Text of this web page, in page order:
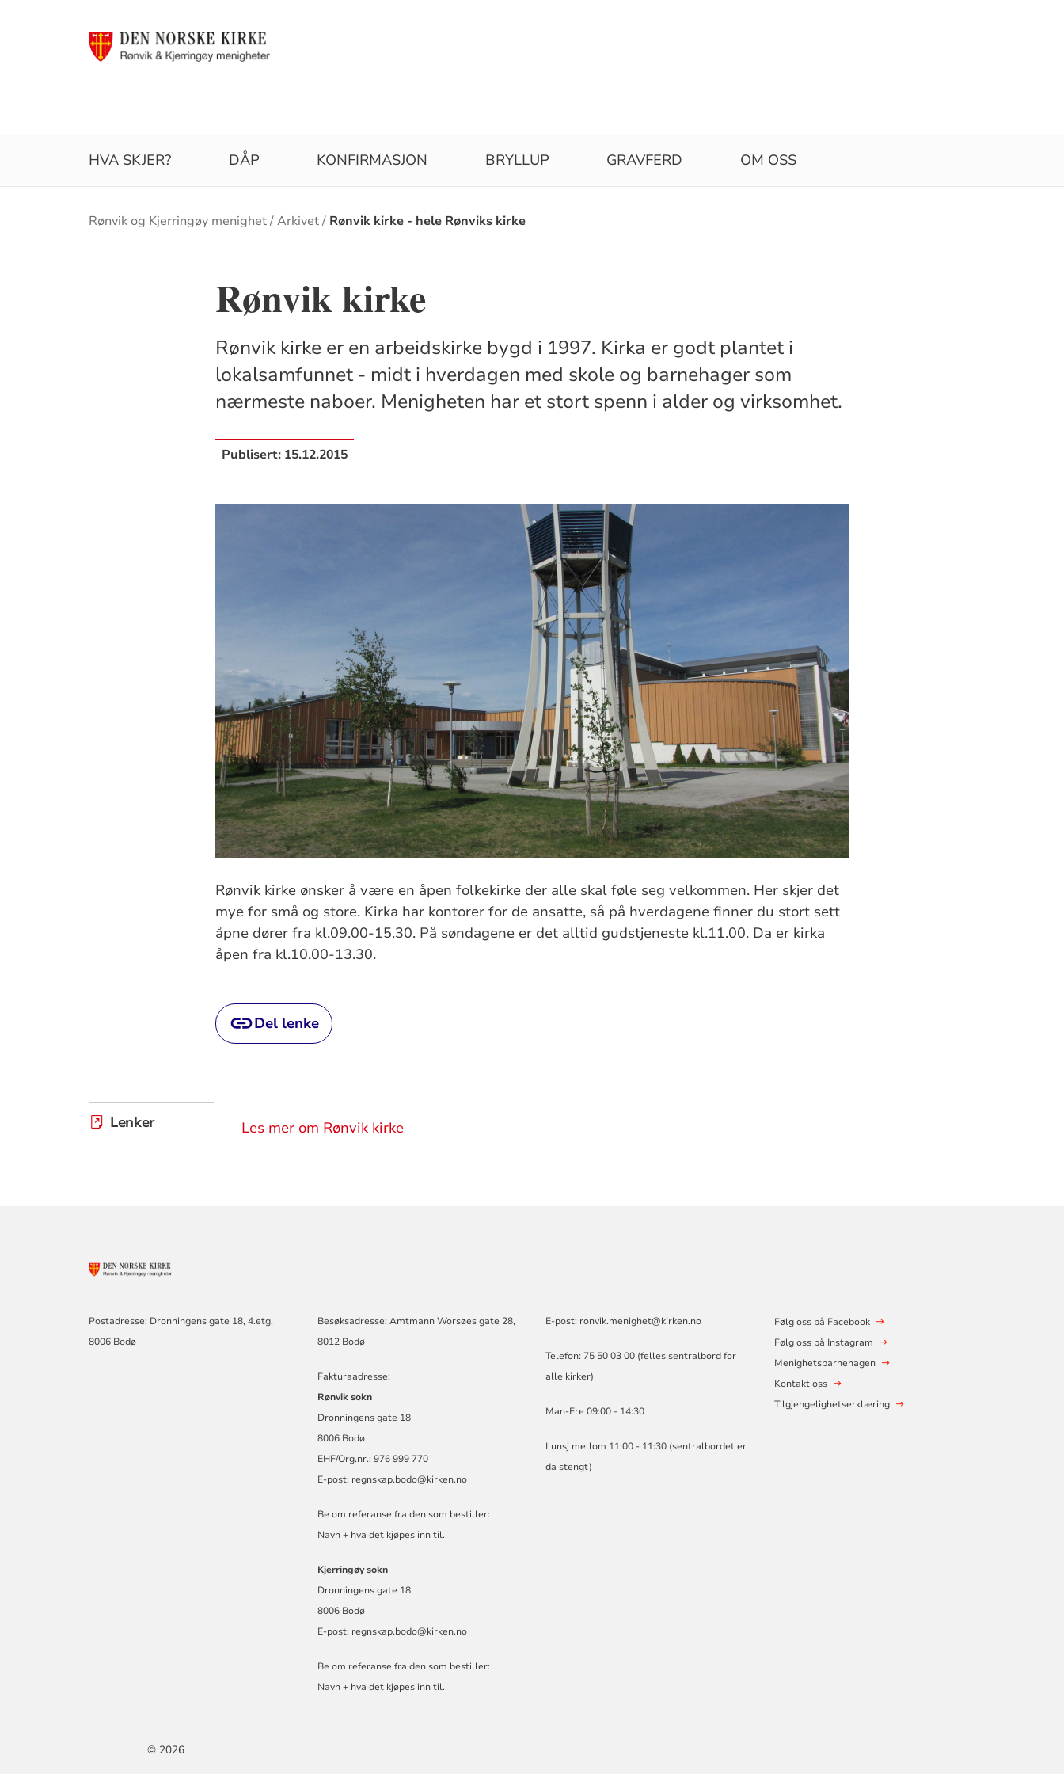
HVA SKJER? DÅP KONFIRMASJON BRYLLUP GRAVFERD OM OSS
Brødsmulesti
Rønvik og Kjerringøy menighet Arkivet Rønvik kirke - hele Rønviks kirke
Rønvik kirke
Rønvik kirke er en arbeidskirke bygd i 1997. Kirka er godt plantet i
lokalsamfunnet - midt i hverdagen med skole og barnehager som
nærmeste naboer. Menigheten har et stort spenn i alder og virksomhet.
Publisert: 15.12.2015
Rønvik kirke ønsker å være en åpen folkekirke der alle skal føle seg velkommen. Her skjer det
mye for små og store. Kirka har kontorer for de ansatte, så på hverdagene finner du stort sett
åpne dører fra kl.09.00-15.30. På søndagene er det alltid gudstjeneste kl.11.00. Da er kirka
åpen fra kl.10.00-13.30.
Del lenke
Lenker Les mer om Rønvik kirke
KJERRINGØY
Postadresse: Dronningens gate 18, 4.etg,
8006 Bodø
Besøksadresse: Amtmann Worsøes gate 28,
8012 Bodø
Fakturaadresse:
Rønvik sokn
Dronningens gate 18
8006 Bodø
EHF/Org.nr.: 976 999 770
E-post: regnskap.bodo@kirken.no
Be om referanse fra den som bestiller:
Navn + hva det kjøpes inn til.
Kjerringøy sokn
Dronningens gate 18
8006 Bodø
E-post: regnskap.bodo@kirken.no
Be om referanse fra den som bestiller:
Navn + hva det kjøpes inn til.
E-post: ronvik.menighet@kirken.no
Telefon: 75 50 03 00 (felles sentralbord for
alle kirker)
Man-Fre 09:00 - 14:30
Lunsj mellom 11:00 - 11:30 (sentralbordet er
da stengt)
Følg oss på Facebook
Følg oss på Instagram
Menighetsbarnehagen
Kontakt oss
Tilgjengelighetserklæring
© 2026